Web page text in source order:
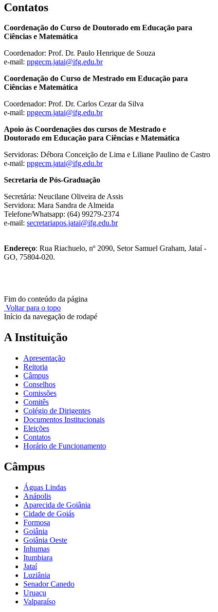
Contatos
Coordenação do Curso de Doutorado em Educação para
Ciências e Matemática
Coordenador: Prof. Dr. Paulo Henrique de Souza
e-mail: ppgecm.jatai@ifg.edu.br
Coordenação do Curso de Mestrado em Educação para
Ciências e Matemática
Coordenador: Prof. Dr. Carlos Cezar da Silva
e-mail: ppgecm.jatai@ifg.edu.br
Apoio às Coordenações dos cursos de Mestrado e
Doutorado em Educação para Ciências e Matemática
Servidoras: Débora Conceição de Lima e Liliane Paulino de Castro
e-mail: ppgecm.jatai@ifg.edu.br
Secretaria de Pós-Graduação
Secretária: Neucilane Oliveira de Assis
Servidora: Mara Sandra de Almeida
Telefone/Whatsapp: (64) 99279-2374
e-mail: secretariapos.jatai@ifg.edu.br
Endereço: Rua Riachuelo, nº 2090, Setor Samuel Graham, Jataí -
GO, 75804-020.
Fim do conteúdo da página
Voltar para o topo
Início da navegação de rodapé
A Instituição
Apresentação
Reitoria
Câmpus
Conselhos
Comissões
Comitês
Colégio de Dirigentes
Documentos Institucionais
Eleições
Contatos
Horário de Funcionamento
Câmpus
Águas Lindas
Anápolis
Aparecida de Goiânia
Cidade de Goiás
Formosa
Goiânia
Goiânia Oeste
Inhumas
Itumbiara
Jataí
Luziânia
Senador Canedo
Uruaçu
Valparaíso